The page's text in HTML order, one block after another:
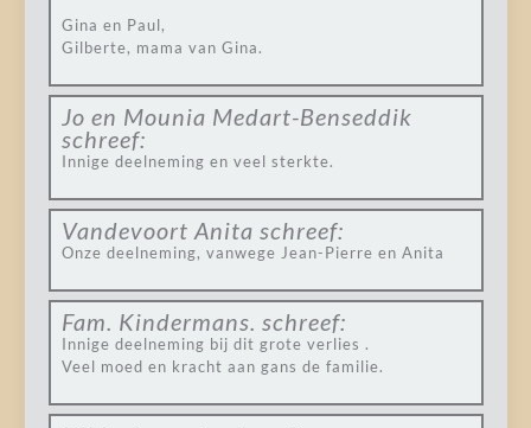
Gina en Paul,
Gilberte, mama van Gina.
Jo en Mounia Medart-Benseddik
schreef:
Innige deelneming en veel sterkte.
Vandevoort Anita schreef:
Onze deelneming, vanwege Jean-Pierre en Anita
Fam. Kindermans. schreef:
Innige deelneming bij dit grote verlies .
Veel moed en kracht aan gans de familie.